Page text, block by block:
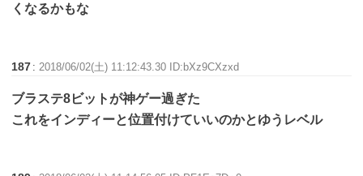
くなるかもな
187 : 2018/06/02(土) 11:12:43.30 ID:bXz9CXzxd
ブラステ8ビットが神ゲー過ぎた
これをインディーと位置付けていいのかとゆうレベル